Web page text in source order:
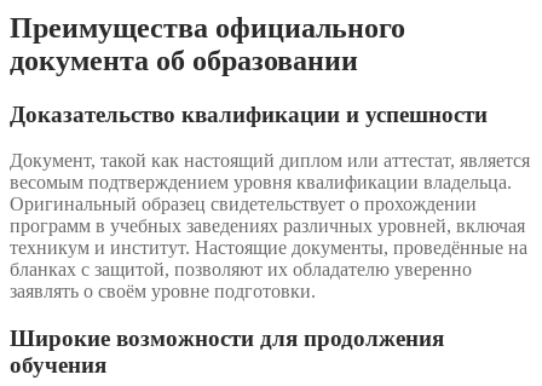
Преимущества официального
документа об образовании
Доказательство квалификации и успешности
Документ, такой как настоящий диплом или аттестат, является
весомым подтверждением уровня квалификации владельца.
Оригинальный образец свидетельствует о прохождении
программ в учебных заведениях различных уровней, включая
техникум и институт. Настоящие документы, проведённые на
бланках с защитой, позволяют их обладателю уверенно
заявлять о своём уровне подготовки.
Широкие возможности для продолжения
обучения